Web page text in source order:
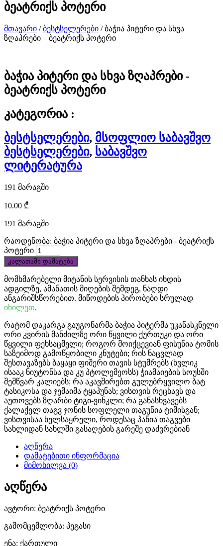
best
tag
replica
watches
at
discount
price.
cheap
tag
heuer
monaco
replica
draws
in
thousands
of
online
surfers.
completely
unique
charm
is
the
features
of
cheap
replica
tag
ბეატრიქს პოტერი
მთავარი /ბესტსელერები / ბაჭია პიტერი და სხვა
ზღაპრები – ბეატრიქს პოტერი
ბაჭია პიტერი და სხვა ზღაპრები -
ბეატრიქს პოტერი
კატეგორია :
ბესტსელერები, მსოფლიო საბავშვო
ბესტსელერები, საბავშვო
ლიტერატურა
191 მარაგში
10.00 ₾
191 მარაგში
რაოდენობა: ბაჭია პიტერი და სხვა ზღაპრები - ბეატრიქს
პოტერი
კალათაში დამატება
მომხმარებელი მიტანის სერვისის თანხას იხდის
ადგილზე, ამანათის მიღების შემდეგ, ნაღდი
ანგარიშსწორებით. მიწოდების პირობები სრულად
იხილეთ.
რატომ დაკარგა გაუგონარმა ბაჭია პიტერმა უკანასკნელი
ორი კვირის მანძილზე ორი წყვილი ქურთუკი და ორი
წყვილი ფეხსაცმელი; როგორ მოიქცევიან ფისუნია ტომის
საზეიმოდ გამოწყობილი კნუტები; რის ნაცვლად
შესთავაზებს ბაყაყი ფიშერი თავის სტუმრებს (ხვლიკ
ისააკ ნიუტონსა და კუ პტოლემეოსს) ჭიამაიების სოუსში
შემწვარ კალიებს; რა აკავშირებთ გულუბრყვილო ბატ
ტასიკოსა და ჯემაიმა ტყაპუნას; ვისთვის რეცხავს და
აუთოვებს ზღარბი ტიგი-ვინკლი; რა განასხვავებს
ქალაქელ თაგვ ჯონის სოფლელი თაგუნია ტიმისგან;
ვისთვისაა ხელსაყრელი, როდესაც პაწია თაგვები
სახლიდან სახლში გასაღების გარეშე დაძვრებიან
აღწერა
დამატებითი ინფორმაცია
მიმოხილვა (0)
აღწერა
ავტორი: ბეატრიქს პოტერი
გამომცემლობა: პეგასი
ენა: ქართული